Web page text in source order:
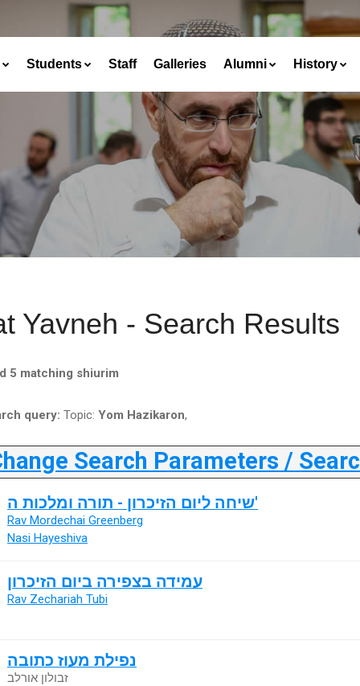
Students Staff Galleries Alumni History
Yavneh - Search Results
5 matching shiurim
query: Topic: Yom Hazikaron,
Search Parameters /
שיחה ליום הזיכרון - תורה ומלכות ה'
Rav Mordechai Greenberg
Nasi Hayeshiva
עמידה בצפירה ביום הזיכרון
Rav Zechariah Tubi
נפילת מעוז כתובה
זבולון אורלב